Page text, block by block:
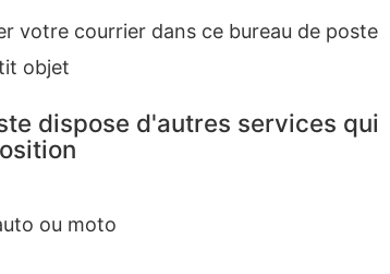
votre courrier dans ce bureau de poste
objet
dispose d'autres services qui
ou moto